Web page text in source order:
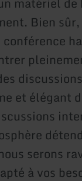
Bien
et élégant
serons
à vos